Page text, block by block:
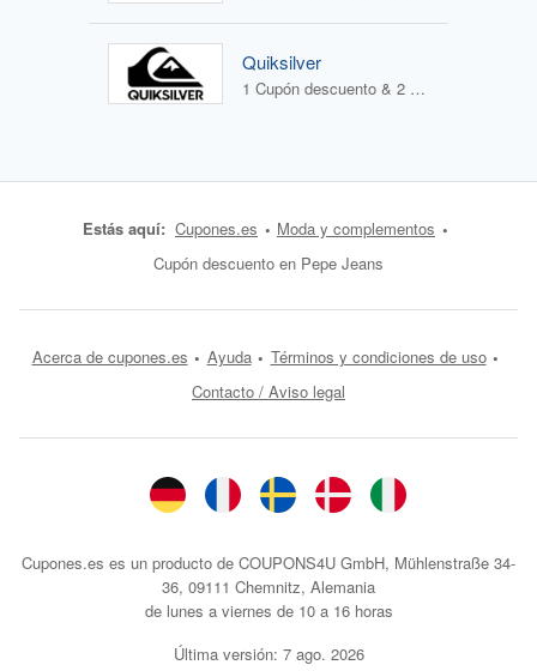
Quiksilver
1 Cupón descuento & 2 Ofertas
Estás aquí: Cupones.es
Moda y complementos
Cupón descuento en Pepe Jeans
Acerca de cupones.es Ayuda
Términos y condiciones de uso
Contacto / Aviso legal
Cupones.es es un producto de COUPONS4U GmbH, Mühlenstraße 34-
36, 09111 Chemnitz, Alemania
de lunes a viernes de 10 a 16 horas
Última versión: 7 ago. 2026